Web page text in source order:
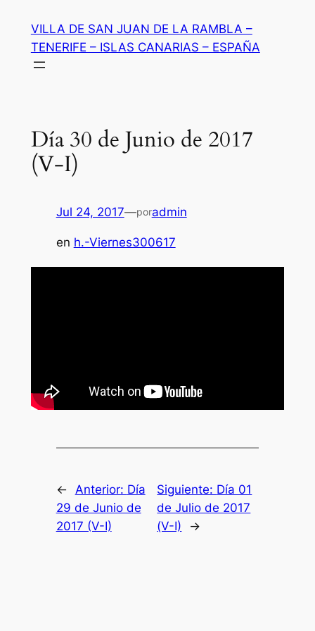
contenido
VILLA DE SAN JUAN DE LA RAMBLA –
TENERIFE – ISLAS CANARIAS – ESPAÑA
Día 30 de Junio de 2017
(V-I)
Jul 24, 2017—poradmin
en h.-Viernes300617
← Anterior: Día
29 de Junio de
2017 (V-I)
Siguiente: Día 01
de Julio de 2017
(V-I)
→